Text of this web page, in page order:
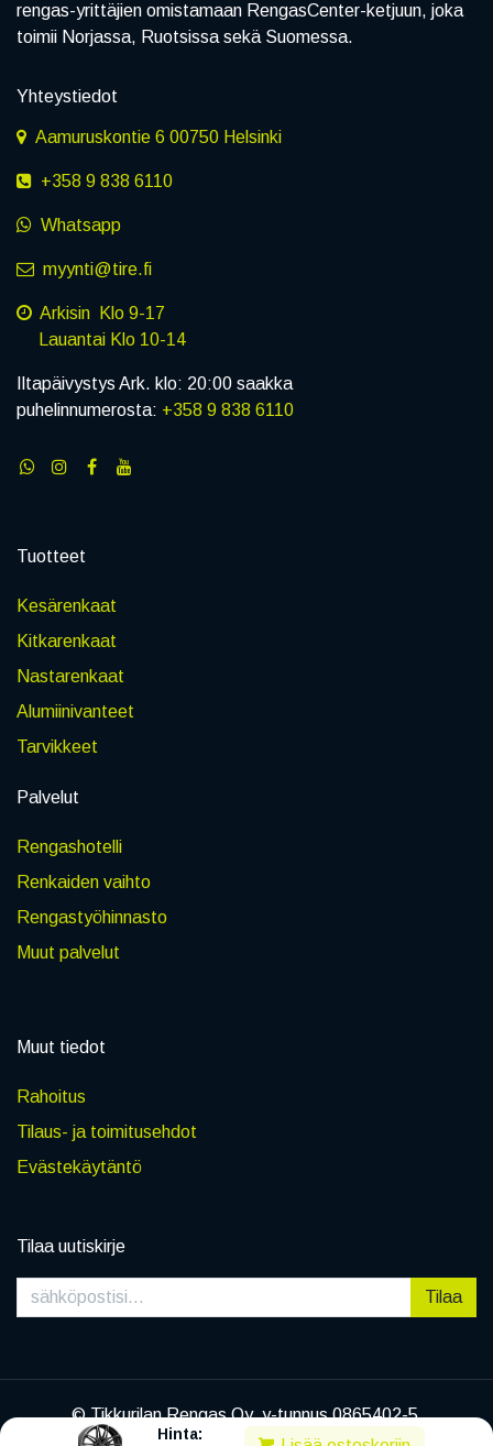
Hinta:
rengas-yrittäjien omistamaan RengasCenter-ketjuun, joka
toimii Norjassa, Ruotsissa sekä Suomessa.
Yhteystiedot
Aamuruskontie 6 00750 Helsinki
+358 9 838 6110
Whatsapp
myynti@tire.fi
Arkisin Klo 9-17
Lauantai Klo 10-14
Iltapäivystys Ark. klo: 20:00 saakka
puhelinnumerosta: +358 9 838 6110
Tuotteet
Kesärenkaat
Kitkarenkaat
Nastarenkaat
Alumiinivanteet
Tarvikkeet
Palvelut
Rengashotelli
Renkaiden vaihto
Rengastyöhinnasto
Muut palvelut
Muut tiedot
Rahoitus
Tilaus- ja toimitusehdot
Evästekäytäntö
Tilaa uutiskirje
Tilaa
© Tikkurilan Rengas Oy, y-tunnus 0865402-5
|Tietosuojaseloste